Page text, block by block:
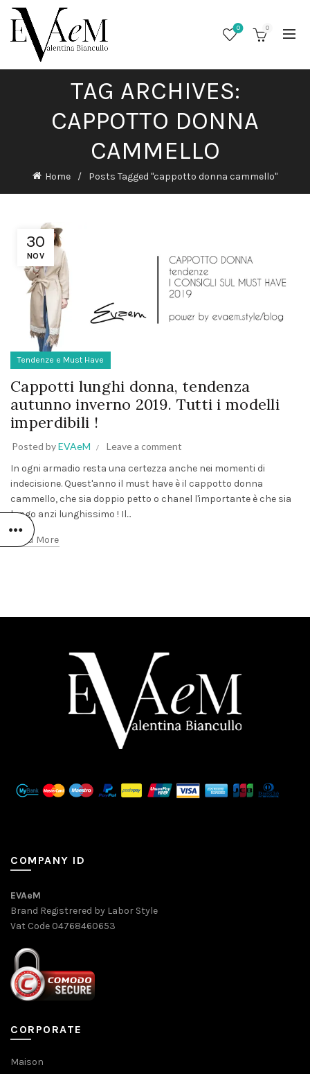
0 0
TAG ARCHIVES:
CAPPOTTO DONNA
CAMMELLO
Home Posts Tagged "cappotto donna cammello"
30
NOV
Tendenze e Must Have
Cappotti lunghi donna, tendenza
autunno inverno 2019. Tutti i modelli
imperdibili !
Posted byEVAeM
Leave a comment
In ogni armadio resta una certezza anche nei momenti di
indecisione. Quest'anno il must have è il cappotto donna
cammello, che sia doppio petto o chanel l'importante è che sia
lungo anzi lunghissimo ! Il...
Read More
COMPANY ID
EVAeM
Brand Registrered by Labor Style
Vat Code 04768460653
CORPORATE
Maison